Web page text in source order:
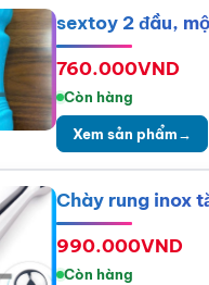
sextoy 2 đầu,
760.000VND
Còn hàng
Xem sản phẩm→
Chày rung inox
990.000VND
Còn hàng